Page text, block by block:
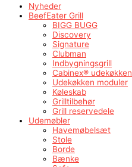
Nyheder
BeefEater Grill
BIGG BUGG
Discovery
Signature
Clubman
Indbygningsgrill
Cabinex® udekøkken
Udekøkken moduler
Køleskab
Grilltilbehør
Grill reservedele
Udemøbler
Havemøbelsæt
Stole
Borde
Bænke